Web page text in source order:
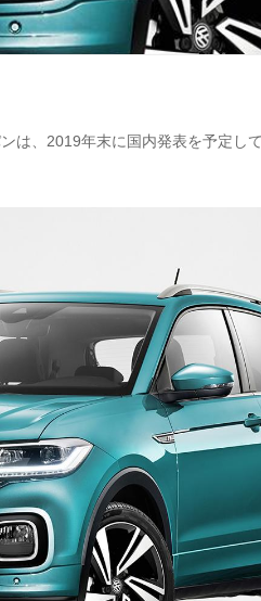
は、2019年末に国内発表を予定し